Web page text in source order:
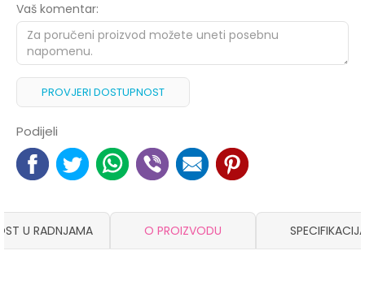
Vaš komentar:
PROVJERI DOSTUPNOST
Podijeli
U RADNJAMA O PROIZVODU